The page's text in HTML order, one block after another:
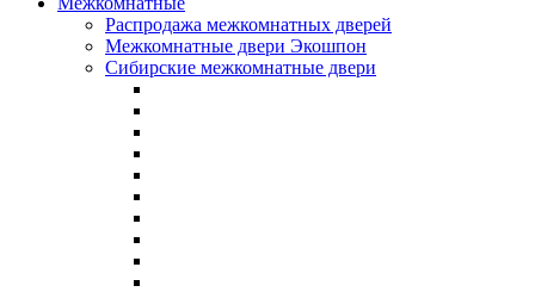
Распродажа межкомнатных дверей
Межкомнатные двери Экошпон
Сибирские межкомнатные двери